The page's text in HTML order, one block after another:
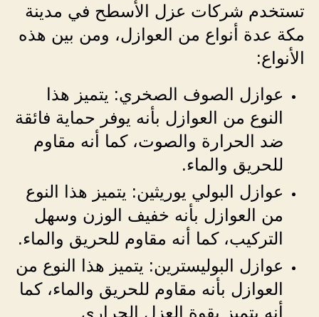
تستخدم شركات عزل الأسطح في مدينة
مكة عدة أنواع من العوازل، ومن بين هذه
الأنواع:
عوازل الصوف الصخري: يتميز هذا
النوع من العوازل بأنه يوفر حماية فائقة
ضد الحرارة والصوت، كما أنه مقاوم
للحريق والماء.
عوازل البولي يوريثين: يتميز هذا النوع
من العوازل بأنه خفيف الوزن وسهل
التركيب، كما أنه مقاوم للحريق والماء.
عوازل البوليسترين: يتميز هذا النوع من
العوازل بأنه مقاوم للحريق والماء، كما
أنه يتميز بقوة العزل الحراري